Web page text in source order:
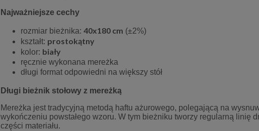
Najważniejsze cechy
rozmiar bieżnika: 40x180 cm (±2%)
kształt: prostokątny
kolor: biały
ręcznie wykonana mereżka
długi format odpowiedni na większy stół
Długi bieżnik stołowy z mereżką
Mereżka jest tradycyjną metodą haftu ażurowego, polegającą na
wykończeniu powstałego wzoru. W tym bieżniku tworzy regularną linię
części materiału.